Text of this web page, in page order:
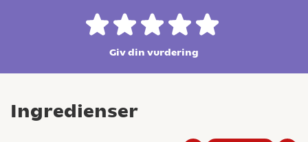
Giv din vurdering
Ingredienser